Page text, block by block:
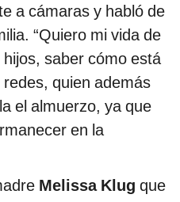
a cámaras y habló de
“Quiero mi vida de
saber cómo está
redes, quien además
el almuerzo, ya que
en la
Melissa Klug que